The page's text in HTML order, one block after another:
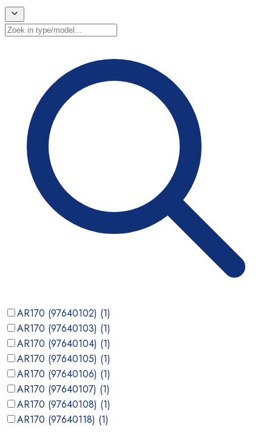
AR170 (97640102) (1)
AR170 (97640103) (1)
AR170 (97640104) (1)
AR170 (97640105) (1)
AR170 (97640106) (1)
AR170 (97640107) (1)
AR170 (97640108) (1)
AR170 (97640118) (1)